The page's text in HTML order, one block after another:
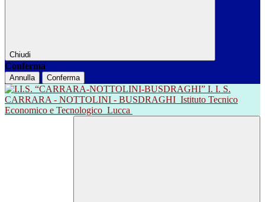
Chiudi
Conferma
Annulla Conferma
I. I. S.
CARRARA - NOTTOLINI - BUSDRAGHI Istituto Tecnico
Economico e Tecnologico Lucca